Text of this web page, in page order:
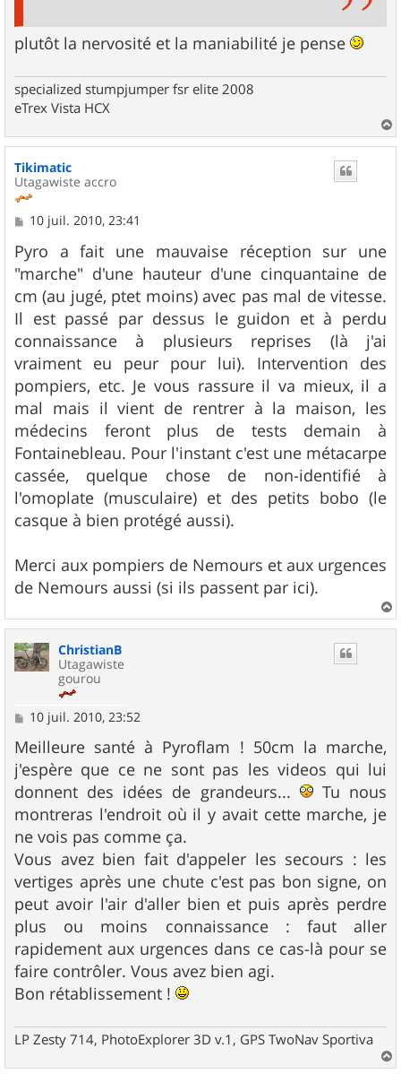
plutôt la nervosité et la maniabilité je pense
specialized stumpjumper fsr elite 2008
eTrex Vista HCX
a
Tikimatic
Utagawiste accro
M
s
s
a
g
e
10 juil. 2010, 23:41
Pyro a fait une mauvaise réception sur une
"marche" d'une hauteur d'une cinquantaine de
cm (au jugé, ptet moins) avec pas mal de vitesse.
Il est passé par dessus le guidon et à perdu
connaissance à plusieurs reprises (là j'ai
vraiment eu peur pour lui). Intervention des
pompiers, etc. Je vous rassure il va mieux, il a
mal mais il vient de rentrer à la maison, les
médecins feront plus de tests demain à
Fontainebleau. Pour l'instant c'est une métacarpe
cassée, quelque chose de non-identifié à
l'omoplate (musculaire) et des petits bobo (le
casque à bien protégé aussi).
Merci aux pompiers de Nemours et aux urgences
de Nemours aussi (si ils passent par ici).
a
ChristianB
Utagawiste
gourou
M
s
s
a
g
e
10 juil. 2010, 23:52
Meilleure santé à Pyroflam ! 50cm la marche,
j'espère que ce ne sont pas les videos qui lui
donnent des idées de grandeurs...
Tu nous
montreras l'endroit où il y avait cette marche, je
ne vois pas comme ça.
Vous avez bien fait d'appeler les secours : les
vertiges après une chute c'est pas bon signe, on
peut avoir l'air d'aller bien et puis après perdre
plus ou moins connaissance : faut aller
rapidement aux urgences dans ce cas-là pour se
faire contrôler. Vous avez bien agi.
Bon rétablissement !
LP Zesty 714, PhotoExplorer 3D v.1, GPS TwoNav Sportiva
a